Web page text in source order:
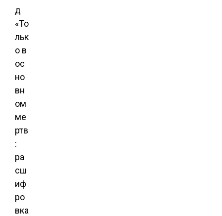
д
«То
льк
о в
ос
но
вн
ом
ме
ртв
:
ра
сш
иф
ро
вка